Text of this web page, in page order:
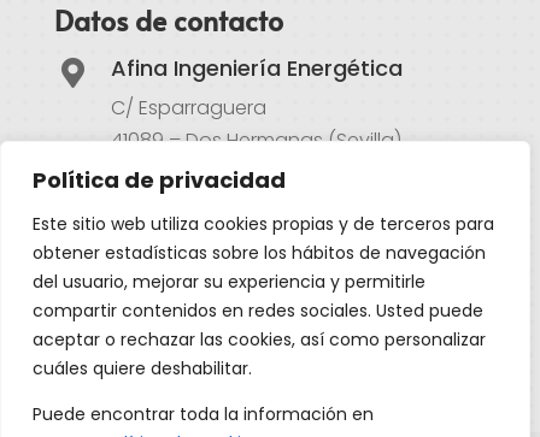
Política de privacidad
Este sitio web utiliza cookies propias y de terceros para
obtener estadísticas sobre los hábitos de navegación
del usuario, mejorar su experiencia y permitirle
compartir contenidos en redes sociales. Usted puede
aceptar o rechazar las cookies, así como personalizar
cuáles quiere deshabilitar.
Puede encontrar toda la información en
Datos de contacto
 Afina Ingeniería Energética
C/ Esparraguera
41089 – Dos Hermanas (Sevilla)
Atención al cliente
954 497 701
620 667 251
 Email
info@afinaingenieria.com